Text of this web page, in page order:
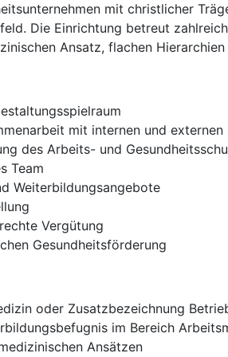
mit christlicher
Die Einrichtung betreut
Ansatz, flachen
mit internen und externen
des Arbeits- und
Team
Weiterbildungsangebote
Vergütung
Gesundheitsförderung
oder Zusatzbezeichnung
im Bereich
Ansätzen